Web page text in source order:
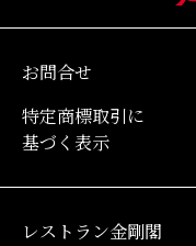
お問合せ
特定商標取引に
基づく表示
レストラン金剛閣